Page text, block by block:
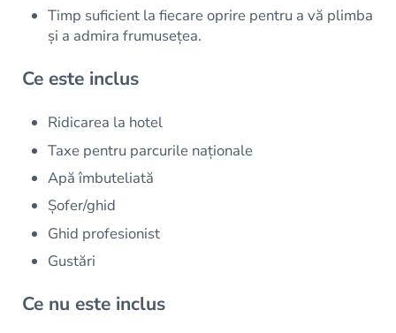
Timp suficient la fiecare oprire pentru a vă plimba
și a admira frumusețea.
Ce este inclus
Ridicarea la hotel
Taxe pentru parcurile naționale
Apă îmbuteliată
Șofer/ghid
Ghid profesionist
Gustări
Ce nu este inclus